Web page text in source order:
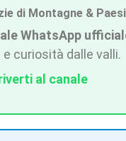
di Montagne &
WhatsApp
curiosità dalle valli.
al canale